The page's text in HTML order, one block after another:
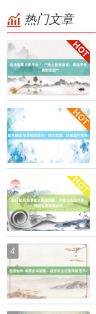
热门文章
4